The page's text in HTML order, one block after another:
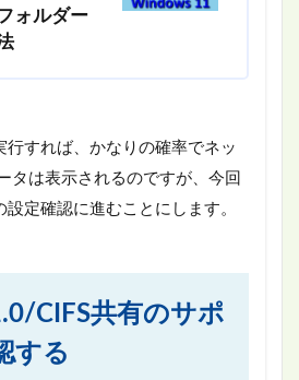
ォルダー
行すれば、かなりの確率でネッ
タは表示されるのですが、今回
定確認に進むことにします。
CIFS共有のサポ
する